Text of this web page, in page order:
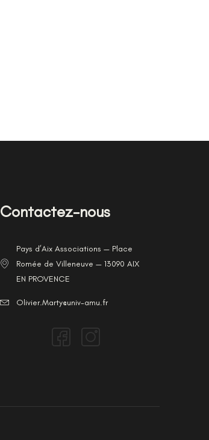
Contactez-nous
Pays d’Aix Associations — Place
Romée de Villeneuve — 13090 AIX
EN PROVENCE
Olivier.Marty@univ-amu.fr